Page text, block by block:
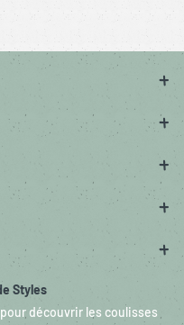
Styles
découvrir les coulisses